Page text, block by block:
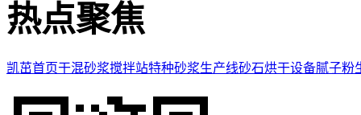
热点聚焦
凯茁首页干混砂浆搅拌站特种砂浆生产线砂石烘干设备腻子粉